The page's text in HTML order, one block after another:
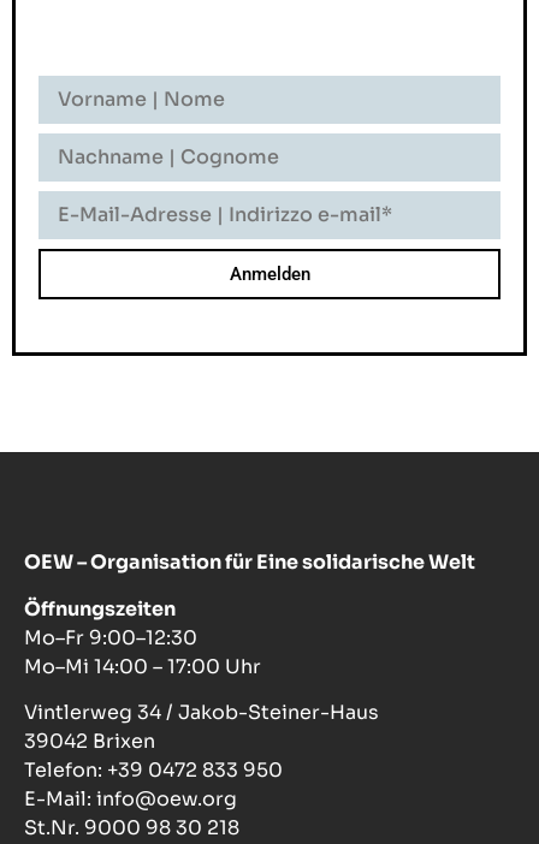
Nome
Cognome
Mail-
Adresse
-
E-
OEW – Organisation für Eine solidarische Welt
Öffnungszeiten
Mo–Fr 9:00–12:30
Mo–Mi 14:00 – 17:00 Uhr
Vintlerweg 34 / Jakob-Steiner-Haus
39042 Brixen
Telefon: +39 0472 833 950
E-Mail: info@oew.org
St.Nr. 9000 98 30 218